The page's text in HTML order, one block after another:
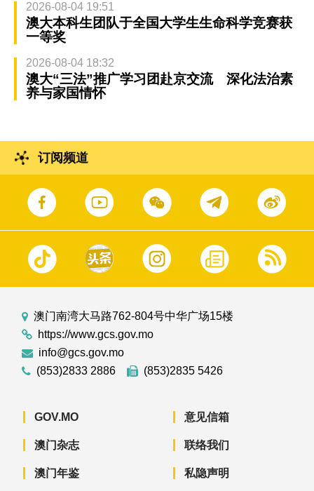
2026-08-04 19:51
澳大本科生团队于全国大学生生命科学竞赛获
一等奖
2026-08-04 18:32
澳大“三法”推广学习团赴京交流 深化法治素
养与家国情怀
订阅频道
澳门南湾大马路762-804号中华广场15楼
https://www.gcs.gov.mo
info@gcs.gov.mo
(853)2833 2886
(853)2835 5426
GOV.MO
澳门杂志
澳门年鉴
意见信箱
联络我们
私隐声明